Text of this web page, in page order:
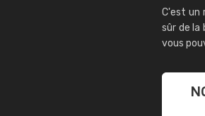
C'est un
sûr de la
vous